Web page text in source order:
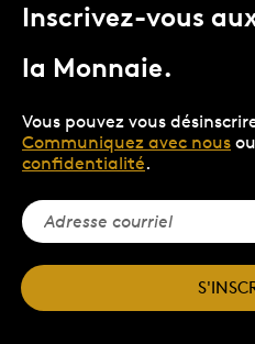
Inscrivez-vous
la Monnaie.
Vous pouvez vous
Communiquez avec nous ou
confidentialité.